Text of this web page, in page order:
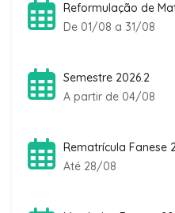
Reformulação de
De 01/08 a 31/08
Semestre 2026.2
A partir de 04/08
Rematrícula Fanese
Até 28/08